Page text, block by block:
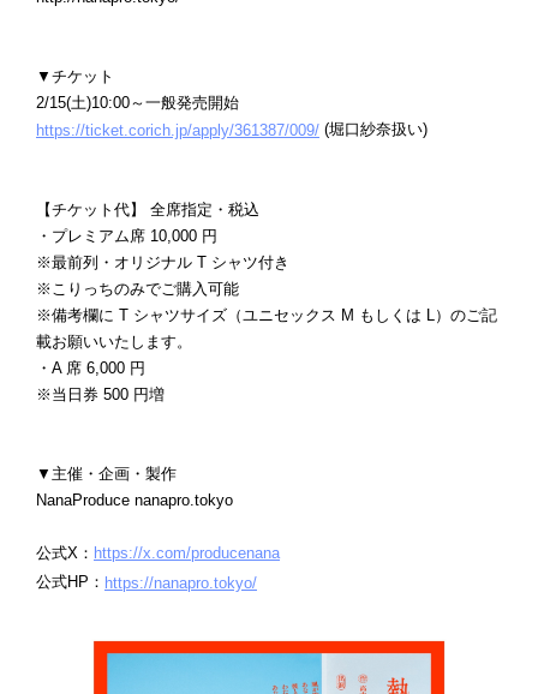
▼チケット
2/15(土)10:00～一般発売開始
https://ticket.corich.jp/apply/361387/009/ (堀口紗奈扱い)
【チケット代】 全席指定・税込
・プレミアム席 10,000 円
※最前列・オリジナル T シャツ付き
※こりっちのみでご購入可能
※備考欄に T シャツサイズ（ユニセックス M もしくは L）のご記
載お願いいたします。
・A 席 6,000 円
※当日券 500 円増
▼主催・企画・製作
NanaProduce nanapro.tokyo
公式X： https://x.com/producenana
公式HP： https://nanapro.tokyo/